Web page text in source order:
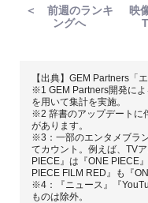
＜ 前週のランキ
ングへ
映
【出典】GEM Partners「
※1 GEM Partners開発に
を用いて集計を実施。
※2 辞書のアップデートに
があります。
※3：一部のエンタメブラ
てカウント。例えば、TV
PIECE』は『ONE PIECE
PIECE FILM RED』も『
※4：『ニュース』『
ものは除外。